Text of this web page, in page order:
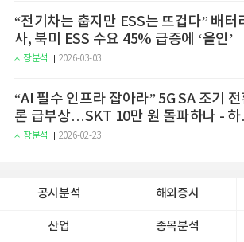
“전기차는 춥지만 ESS는 뜨겁다” 배터
사, 북미 ESS 수요 45% 급증에 ‘올인’
시장분석 2026-03-03
“AI 필수 인프라 잡아라” 5G SA 조기
론 급부상…SKT 10만 원 돌파하나 - 하
증권
시장분석 2026-02-23
공시분석 해외증시
산업 종목분석